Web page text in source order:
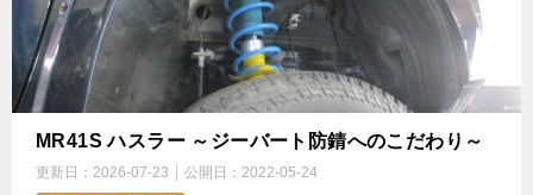
MR41S ハスラー ～ジーバート防錆へのこだわり～
更新日： 2026-07-23 公開日： 2022-05-24